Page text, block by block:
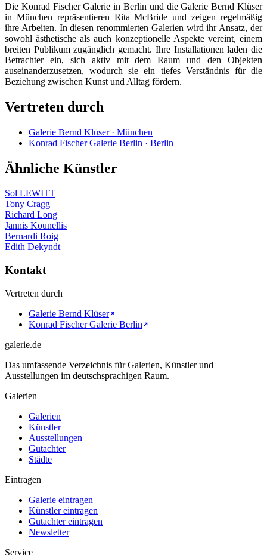
Die Konrad Fischer Galerie in Berlin und die Galerie Bernd Klüser
in München repräsentieren Rita McBride und zeigen regelmäßig
ihre Arbeiten. In diesen renommierten Galerien wird ihr Ansatz, der
sowohl ästhetische als auch konzeptionelle Aspekte vereint, einem
breiten Publikum zugänglich gemacht. Ihre Installationen laden die
Betrachter ein, sich aktiv mit dem Raum und den Objekten
auseinanderzusetzen, wodurch sie ein tiefes Verständnis für die
Beziehung zwischen Kunst und Alltag fördern.
Vertreten durch
Galerie Bernd Klüser · München
Konrad Fischer Galerie Berlin · Berlin
Ähnliche Künstler
Sol LEWITT
Tony Cragg
Richard Long
Jannis Kounellis
Bernardi Roig
Edith Dekyndt
Kontakt
Vertreten durch
Galerie Bernd Klüser
Konrad Fischer Galerie Berlin
galerie.de
Das umfassende Verzeichnis für Galerien, Künstler und
Ausstellungen im deutschsprachigen Raum.
Galerien
Galerien
Künstler
Ausstellungen
Gutachter
Städte
Eintragen
Galerie eintragen
Künstler eintragen
Gutachter eintragen
Newsletter
Service